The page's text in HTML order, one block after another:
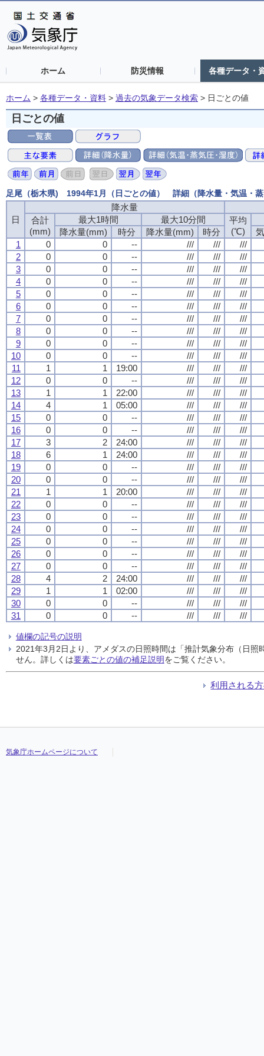
ホーム 防災情報 各種データ・
ホーム > 各種データ・資料 > 過去の気象データ検索 > 日ごとの値
日ごとの値
足尾（栃木県) 1994年1月（日ごとの値） 詳細（降水量・気温・
日
降水量
合計
(mm)
最大1時間 最大10分間
平均
(℃)
降水量(mm) 時分 降水量(mm) 時分
1
0 0 -- /// ///
///
2
0 0 -- /// ///
///
3
0 0 -- /// ///
///
4
0 0 -- /// ///
///
5
0 0 -- /// ///
///
6
0 0 -- /// ///
///
7
0 0 -- /// ///
///
8
0 0 -- /// ///
///
9
0 0 -- /// ///
///
10
0 0 -- /// ///
///
11
1 1 19:00 /// ///
///
12
0 0 -- /// ///
///
13
1 1 22:00 /// ///
///
14
4 1 05:00 /// ///
///
15
0 0 -- /// ///
///
16
0 0 -- /// ///
///
17
3 2 24:00 /// ///
///
18
6 1 24:00 /// ///
///
19
0 0 -- /// ///
///
20
0 0 -- /// ///
///
21
1 1 20:00 /// ///
///
22
0 0 -- /// ///
///
23
0 0 -- /// ///
///
24
0 0 -- /// ///
///
25
0 0 -- /// ///
///
26
0 0 -- /// ///
///
27
0 0 -- /// ///
///
28
4 2 24:00 /// ///
///
29
1 1 02:00 /// ///
///
30
0 0 -- /// ///
///
31
0 0 -- /// /// ///
値欄の記号の説明
2021年3月2日より、アメダスの日照時間は「推計気象分布（日
せん。詳しくは要素ごとの値の補足説明をご覧ください。
利用される
気象庁ホームページについて